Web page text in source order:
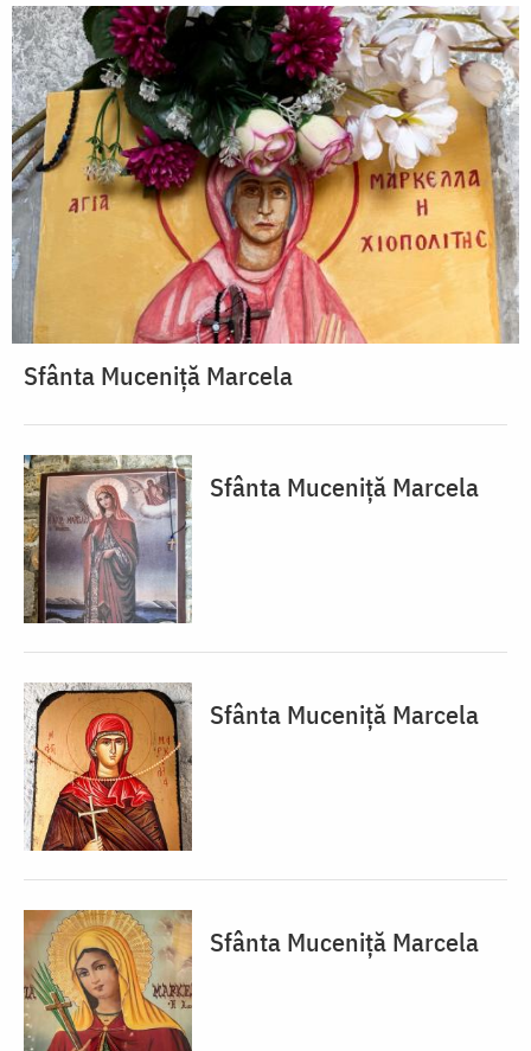
Sfânta Muceniță Marcela
Sfânta Muceniță Marcela
Sfânta Muceniță Marcela
Sfânta Muceniță Marcela